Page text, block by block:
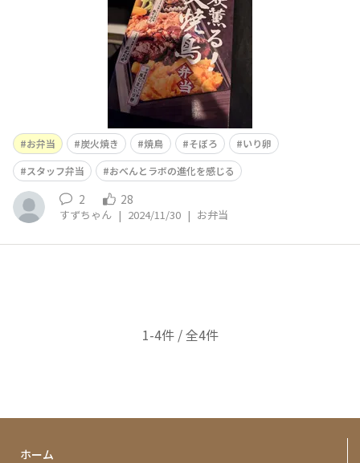
お弁当 炭火焼き 焼鳥 そぼろ
いり卵
スタッフ弁当
おべんとラボの進化を感じる
2 28
すずちゃん | 2024/11/30 | お弁当
1-4件 / 全4件
ホーム